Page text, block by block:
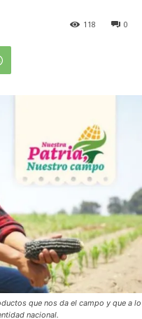
0
118
que nos da el campo y que a lo
nacional.